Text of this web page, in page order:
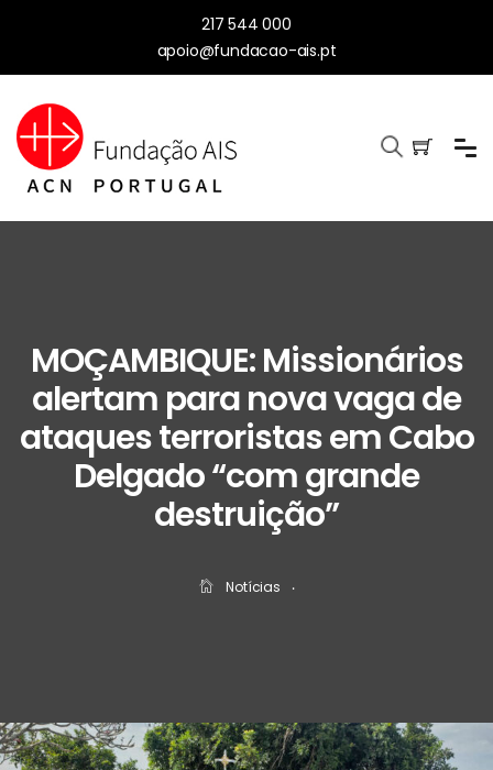
217 544 000
apoio@fundacao-ais.pt
MOÇAMBIQUE: Missionários
alertam para nova vaga de
ataques terroristas em Cabo
Delgado “com grande
destruição”
Notícias ‧